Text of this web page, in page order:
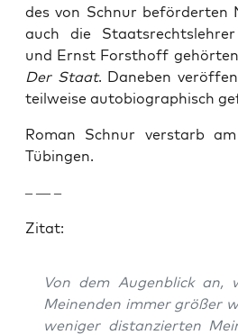
des von Schnur beförderten
auch die
und Ernst Forsthoff
Der Staat. Daneben
teil­weise auto­bi­ographisch
Roman Schnur ver­starb
Tübin­gen.
– — –
Zitat:
Von dem Augen­blick an,
Meinen­den immer größer
weniger dis­tanzierten